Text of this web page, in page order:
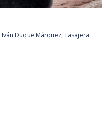
Iván Duque Márquez, Tasajera